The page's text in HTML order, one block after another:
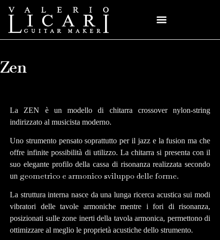
Zen
La ZEN è un modello di chitarra crossover nylon-string
indirizzato al musicista moderno.
Uno strumento pensato soprattutto per il jazz e la fusion ma che
offre infinite possibilità di utilizzo. La chitarra si presenta con il
suo elegante profilo della cassa di risonanza realizzata secondo
un geometrico e armonico sviluppo delle forme.
La struttura interna nasce da una lunga ricerca acustica sui modi
vibratori delle tavole armoniche mentre i fori di risonanza,
posizionati sulle zone inerti della tavola armonica, permettono di
ottimizzare al meglio le proprietà acustiche dello strumento.